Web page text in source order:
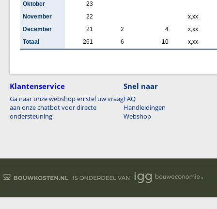
Oktober
23
November
22
x,xx
December
21 2 4
x,xx
Totaal
261 6 10 x,xx
Klantenservice
Ga naar onze webshop en stel uw vraag
aan onze chatbot voor directe
ondersteuning.
Snel naar
FAQ
Handleidingen
Webshop